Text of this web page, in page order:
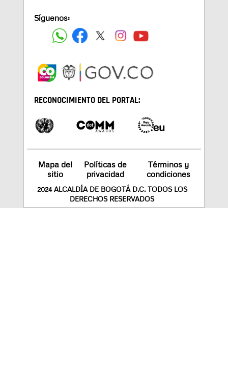
Síguenos:
RECONOCIMIENTO DEL PORTAL:
Mapa del
sitio
Políticas de
privacidad
Términos y
condiciones
2024 ALCALDÍA DE BOGOTÁ D.C. TODOS LOS
DERECHOS RESERVADOS